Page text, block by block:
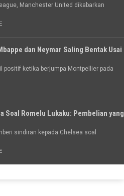
Manchester United dikabarkan
dan Neymar Saling Bentak Usai
positif ketika berjumpa Montpellier pada
Soal Romelu Lukaku: Pembelian yang
sindiran kepada Chelsea soal